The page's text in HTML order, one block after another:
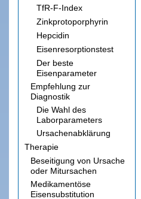
TfR-F-Index
Zinkprotoporphyrin
Hepcidin
Eisenresorptionstest
Der beste
Eisenparameter
Empfehlung zur
Diagnostik
Die Wahl des
Laborparameters
Ursachenabklärung
Therapie
Beseitigung von Ursache
oder Mitursachen
Medikamentöse
Eisensubstitution